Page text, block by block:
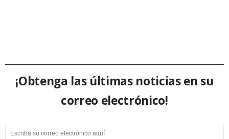
¡Obtenga las últimas noticias en su
correo electrónico!